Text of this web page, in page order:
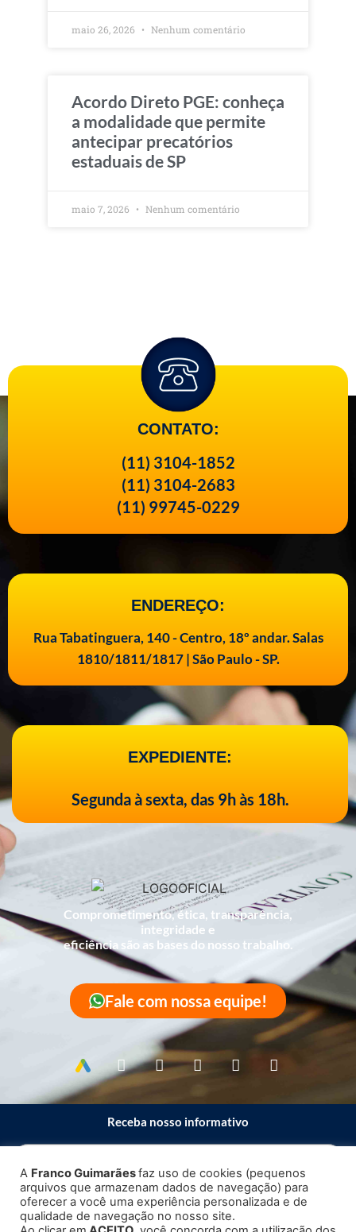
maio 26, 2026 Nenhum comentário
Acordo Direto PGE: conheça
a modalidade que permite
antecipar precatórios
estaduais de SP
maio 7, 2026 Nenhum comentário
CONTATO:
(11) 3104-1852
(11) 3104-2683
(11) 99745-0229
ENDEREÇO:
Rua Tabatinguera, 140 - Centro, 18º andar. Salas
1810/1811/1817 | São Paulo - SP.
EXPEDIENTE:
Segunda à sexta, das 9h às 18h.
Comprometimento, ética, transparência,
integridade e
eficiência são as bases do nosso trabalho.
Fale com nossa equipe!
Receba nosso informativo
Enviar
A Franco Guimarãesfaz uso de cookies (pequenos
arquivos que armazenam dados de navegação) para
oferecer a você uma experiência personalizada e de
qualidade de navegação no nosso site.